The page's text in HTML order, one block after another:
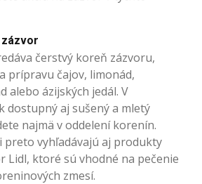
čerstvý koreň zázvoru,
prípravu čajov, limonád,
alebo ázijských jedál. V
dostupný aj sušený a mletý
najmä v oddelení korenín.
preto vyhľadávajú aj produkty
Lidl, ktoré sú vhodné na pečenie
zmesí.